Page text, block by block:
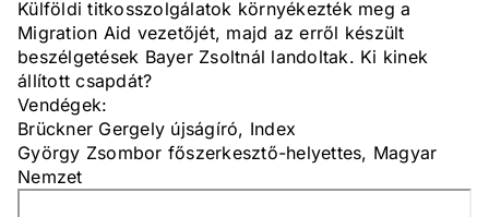
Külföldi titkosszolgálatok környékezték meg a
Migration Aid vezetőjét, majd az erről készült
beszélgetések Bayer Zsoltnál landoltak. Ki kinek
állított csapdát?
Vendégek:
Brückner Gergely újságíró, Index
György Zsombor főszerkesztő-helyettes, Magyar
Nemzet